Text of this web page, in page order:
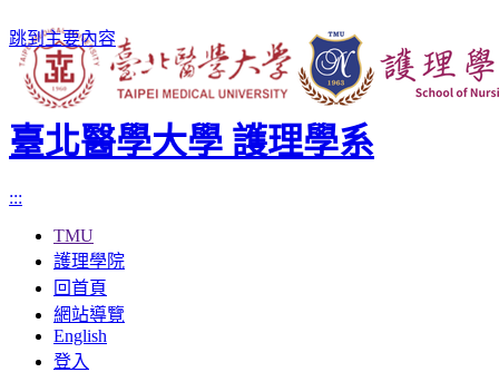
跳到主要內容
臺北醫學大學 護理學系
:::
TMU
護理學院
回首頁
網站導覽
English
登入